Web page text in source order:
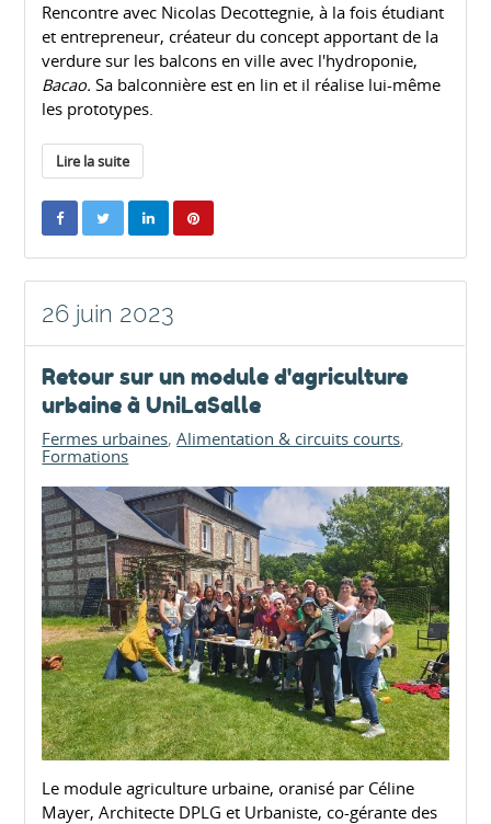
Rencontre avec Nicolas Decottegnie, à la fois étudiant
et entrepreneur, créateur du concept apportant de la
verdure sur les balcons en ville avec l'hydroponie,
Bacao.Sa balconnière est en lin et il réalise lui-même
les prototypes.
Lire la suite
26 juin 2023
Retour sur un module d'agriculture
urbaine à UniLaSalle
Fermes urbaines Alimentation & circuits courts
Formations
Le module agriculture urbaine, oranisé par Céline
Mayer, Architecte DPLG et Urbaniste, co-gérante des